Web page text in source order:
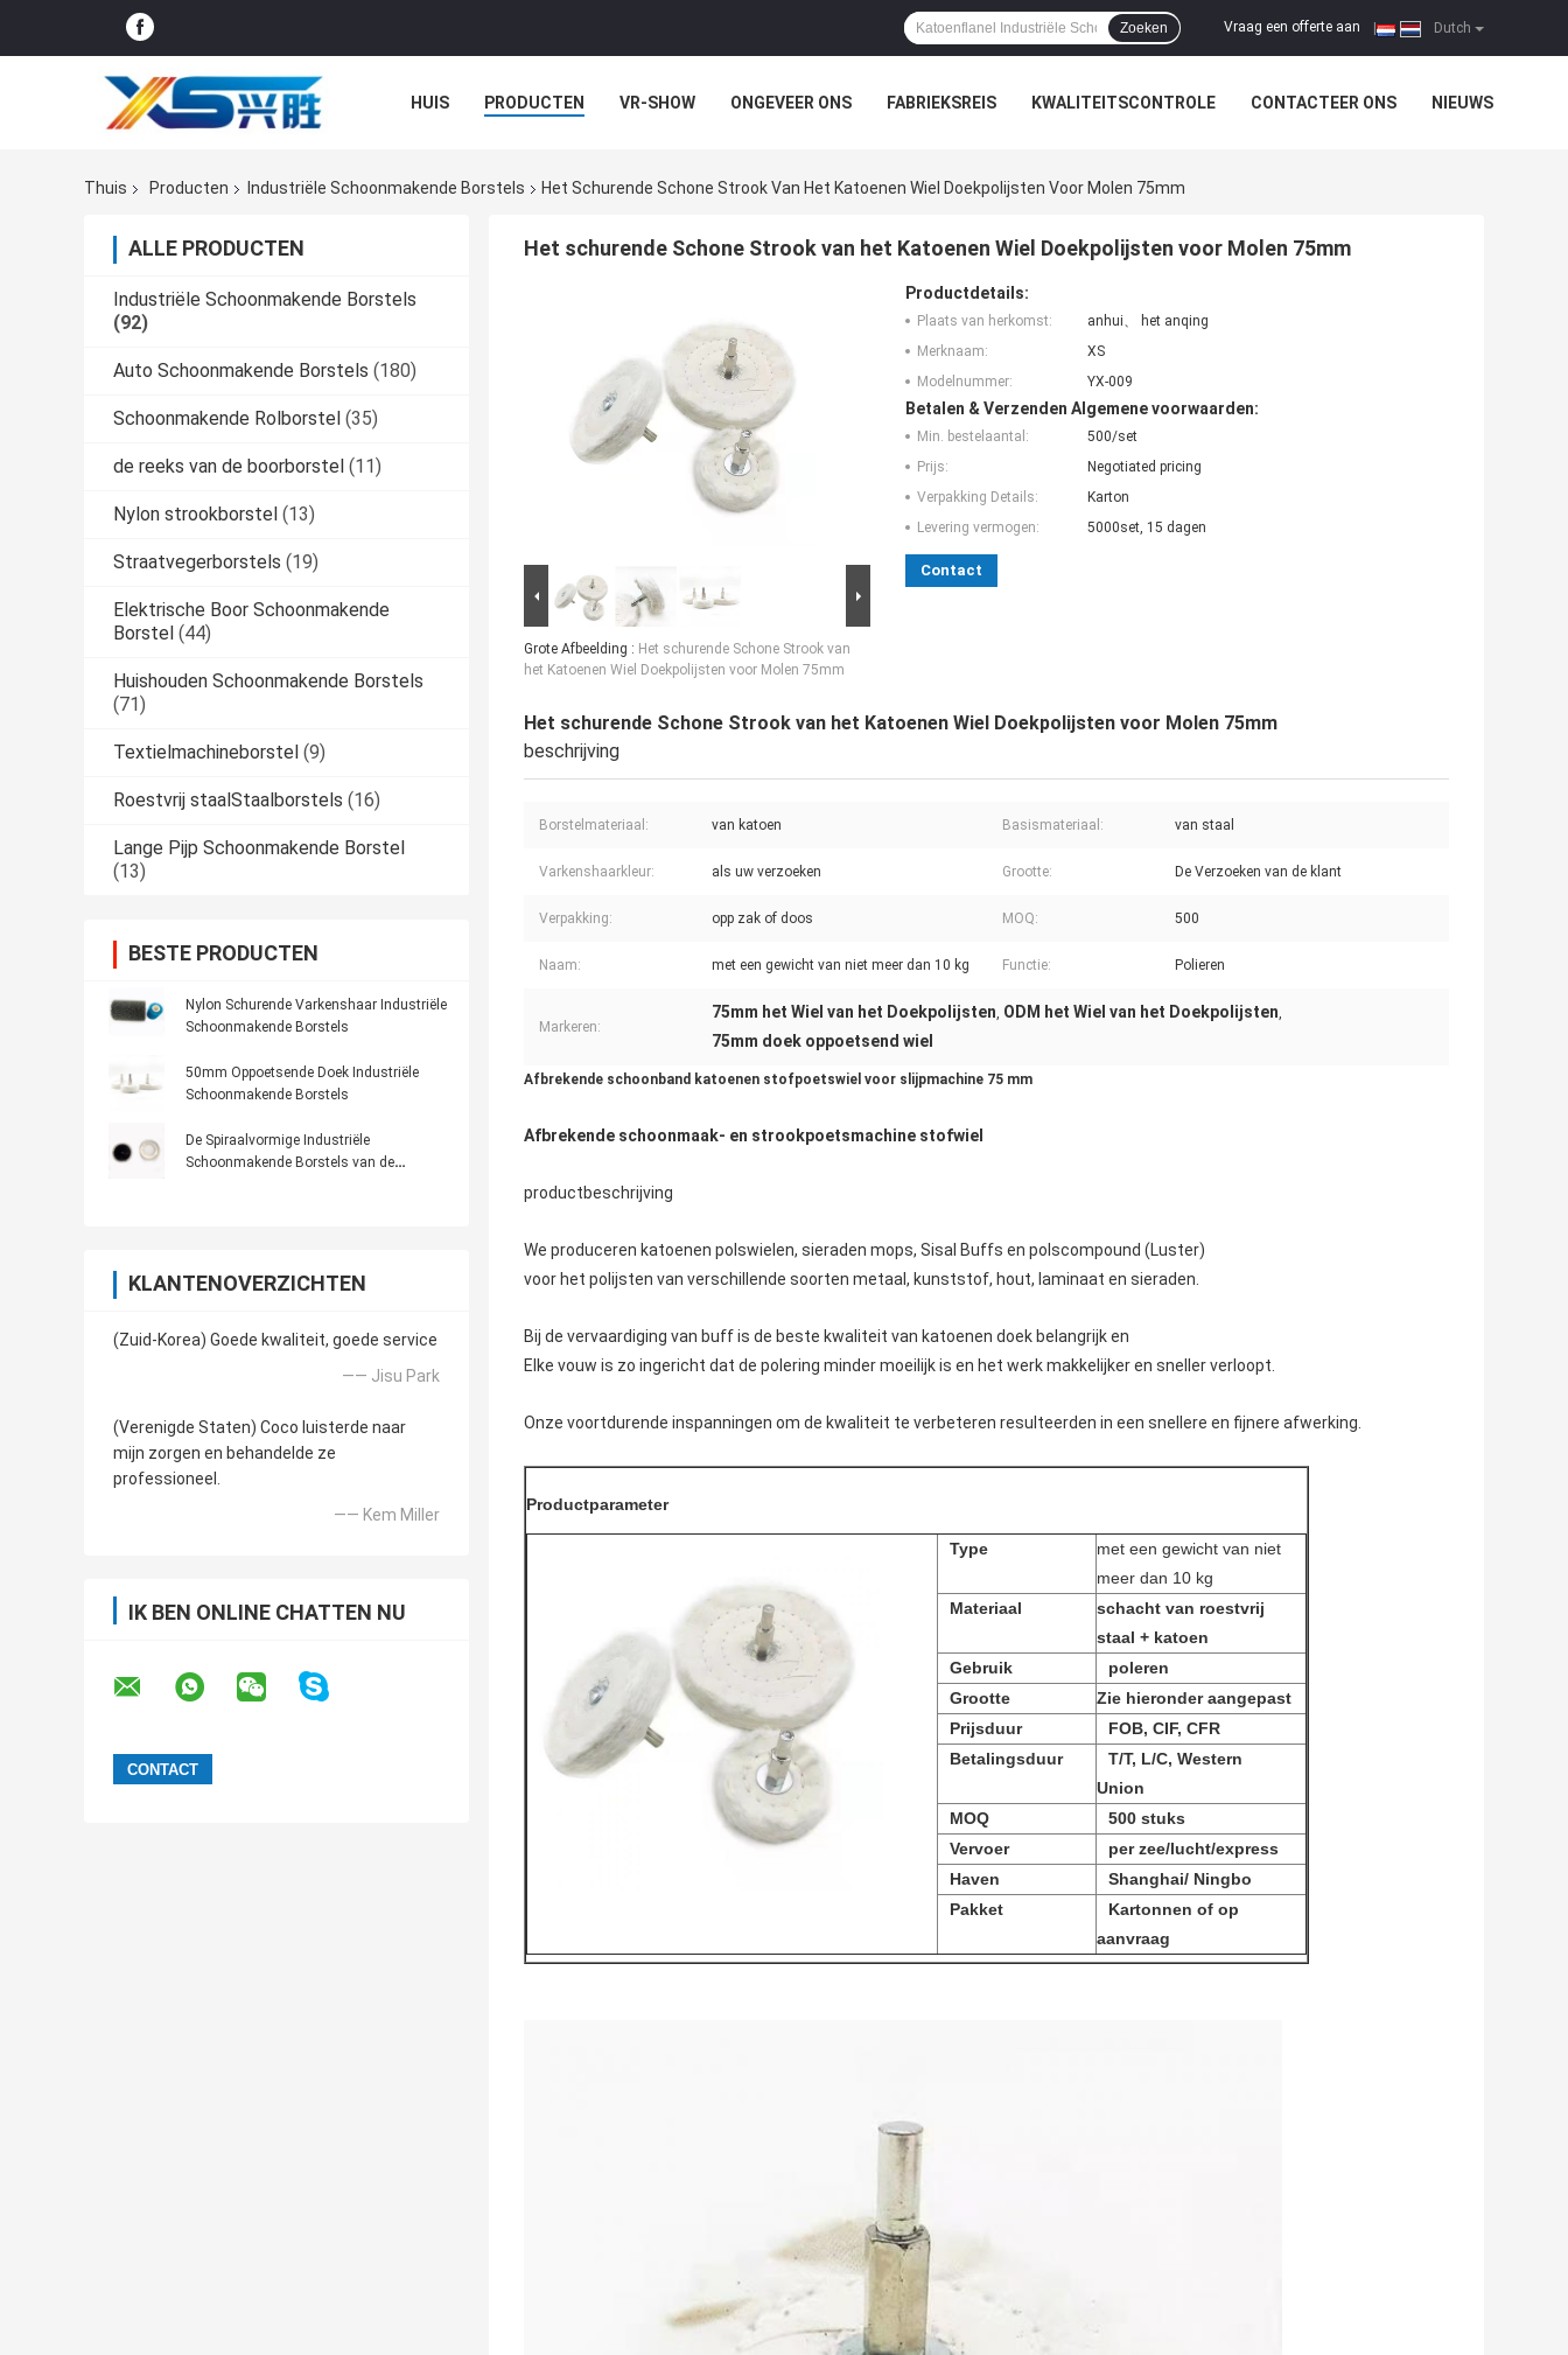
Dutch
Vraag een offerte aan
Zoeken
HUIS PRODUCTEN VR-SHOW ONGEVEER ONS FABRIEKSREIS KWALITEITSCONTROLE CONTACTEER ONS NIEUWS
Thuis
Producten Industriële Schoonmakende Borstels Het Schurende Schone Strook Van Het Katoenen Wiel Doekpolijsten Voor Molen 75mm
ALLE PRODUCTEN
Industriële Schoonmakende Borstels
(92)
Auto Schoonmakende Borstels (180)
Schoonmakende Rolborstel (35)
de reeks van de boorborstel (11)
Nylon strookborstel (13)
Straatvegerborstels (19)
Elektrische Boor Schoonmakende
Borstel (44)
Huishouden Schoonmakende Borstels
(71)
Textielmachineborstel (9)
Roestvrij staalStaalborstels (16)
Lange Pijp Schoonmakende Borstel
(13)
BESTE PRODUCTEN
Nylon Schurende Varkenshaar Industriële
Schoonmakende Borstels
50mm Oppoetsende Doek Industriële
Schoonmakende Borstels
De Spiraalvormige Industriële
Schoonmakende Borstels van de
KLANTENOVERZICHTEN
(Zuid-Korea) Goede kwaliteit, goede service
—— Jisu Park
(Verenigde Staten) Coco luisterde naar
mijn zorgen en behandelde ze
professioneel.
—— Kem Miller
IK BEN ONLINE CHATTEN NU
Het schurende Schone Strook van het Katoenen Wiel Doekpolijsten voor Molen 75mm
Grote Afbeelding : Het schurende Schone Strook van
het Katoenen Wiel Doekpolijsten voor Molen 75mm
Productdetails:
Plaats van herkomst:
anhui、 het anqing
Merknaam:
XS
Modelnummer:
YX-009
Betalen & Verzenden Algemene voorwaarden:
Min. bestelaantal:
500/set
Prijs:
Negotiated pricing
Verpakking Details:
Karton
Levering vermogen:
5000set, 15 dagen
Contact
Het schurende Schone Strook van het Katoenen Wiel Doekpolijsten voor Molen 75mm
beschrijving
Borstelmateriaal: van katoen Basismateriaal: van staal
Varkenshaarkleur: als uw verzoeken Grootte: De Verzoeken van de klant
Verpakking: opp zak of doos MOQ: 500
Naam: met een gewicht van niet meer dan 10 kg Functie: Polieren
Markeren:
75mm het Wiel van het Doekpolijsten, ODM het Wiel van het Doekpolijsten,
75mm doek oppoetsend wiel
Afbrekende schoonband katoenen stofpoetswiel voor slijpmachine 75 mm
Afbrekende schoonmaak- en strookpoetsmachine stofwiel
productbeschrijving
We produceren katoenen polswielen, sieraden mops, Sisal Buffs en polscompound (Luster)
voor het polijsten van verschillende soorten metaal, kunststof, hout, laminaat en sieraden.
Bij de vervaardiging van buff is de beste kwaliteit van katoenen doek belangrijk en
Elke vouw is zo ingericht dat de polering minder moeilijk is en het werk makkelijker en sneller verloopt.
Onze voortdurende inspanningen om de kwaliteit te verbeteren resulteerden in een snellere en fijnere afwerking.
Productparameter
Type
met een gewicht van niet
meer dan 10 kg
Materiaal
schacht van roestvrij
staal + katoen
Gebruik
poleren
Grootte
Zie hieronder aangepast
Prijsduur
FOB, CIF, CFR
Betalingsduur
T/T, L/C, Western
Union
MOQ
500 stuks
Vervoer
per zee/lucht/express
Haven
Shanghai/ Ningbo
Pakket
Kartonnen of op
aanvraag